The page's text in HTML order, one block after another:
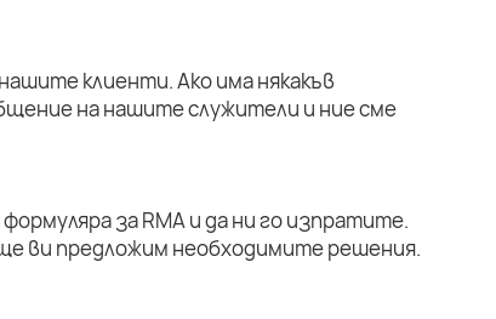
клиенти. Ако има някакъв
на нашите служители и ние сме
за RMA и да ни го изпратите.
ви предложим необходимите решения.